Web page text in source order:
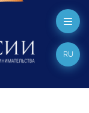
RU